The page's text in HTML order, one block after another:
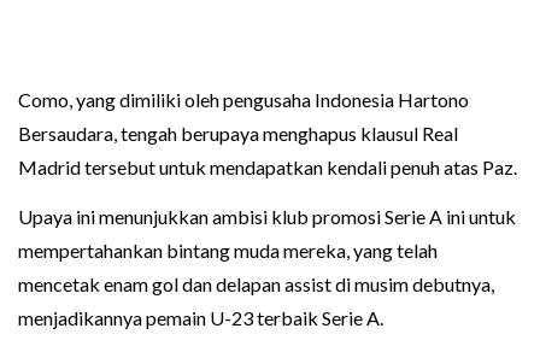
Como, yang dimiliki oleh pengusaha Indonesia Hartono
Bersaudara, tengah berupaya menghapus klausul Real
Madrid tersebut untuk mendapatkan kendali penuh atas Paz.
Upaya ini menunjukkan ambisi klub promosi Serie A ini untuk
mempertahankan bintang muda mereka, yang telah
mencetak enam gol dan delapan assist di musim debutnya,
menjadikannya pemain U-23 terbaik Serie A.